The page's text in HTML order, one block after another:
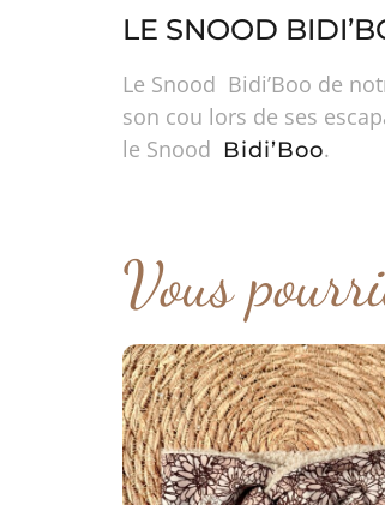
LE SNOOD
Le Snood Bidi’Boo de
son cou lors de ses
le Snood Bidi’Boo.
Vous